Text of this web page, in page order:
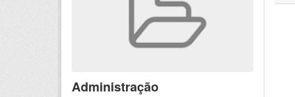
Administração